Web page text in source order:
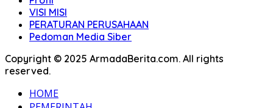
VISI MISI
PERATURAN PERUSAHAAN
Pedoman Media Siber
Copyright © 2025 ArmadaBerita.com. All rights
reserved.
HOME